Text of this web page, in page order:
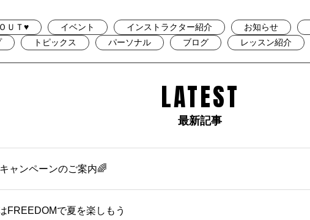
ＵＴ♥ イベント インストラクター紹介 お知らせ
トピックス パーソナル ブログ レッスン紹介
LATEST
最新記事
ャンペーンのご案内🌈
FREEDOMで夏を楽しもう